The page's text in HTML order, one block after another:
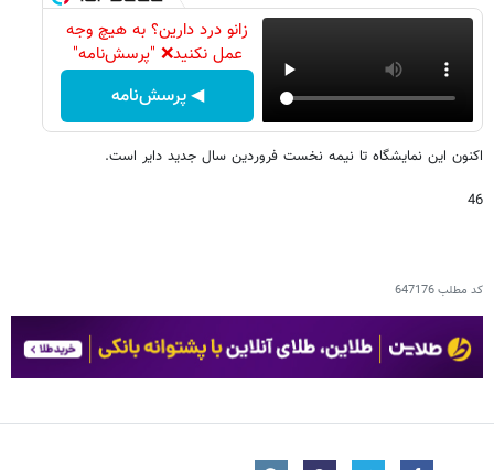
زانو درد دارین؟ به هیچ وجه
عمل نکنید❌ "پرسش‌نامه"
◀ پرسش‌نامه
اکنون اين نمايشگاه تا نیمه نخست فروردين سال جدید داير است.
46
کد مطلب647176